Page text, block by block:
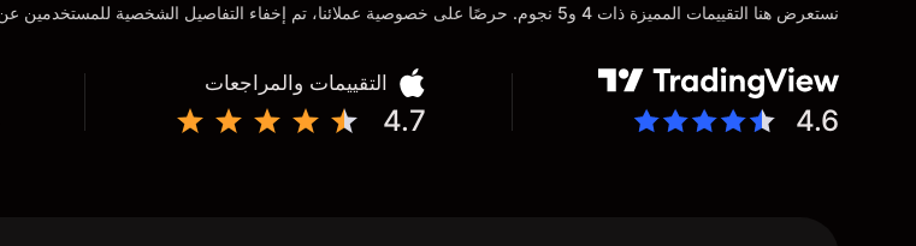
نستعرض هنا التقييمات المميزة ذات 4 و5 نجوم. حرصًا على خصوصية عملائنا، تم إخفاء التفاصيل الشخصية للمستخدمين عن عمد تماشيًا مع متطلبات لائحة حماية البيانات العامة (GDPR)
4.6
التقييمات والمراجعات
4.7